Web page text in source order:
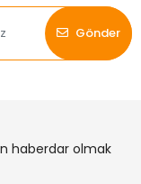
Gönder
haberdar olmak